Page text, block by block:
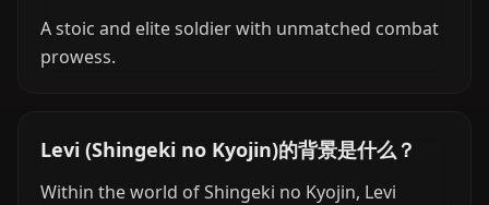
A stoic and elite soldier with unmatched combat
prowess.
Levi (Shingeki no Kyojin)的背景是什么？
Within the world of Shingeki no Kyojin, Levi